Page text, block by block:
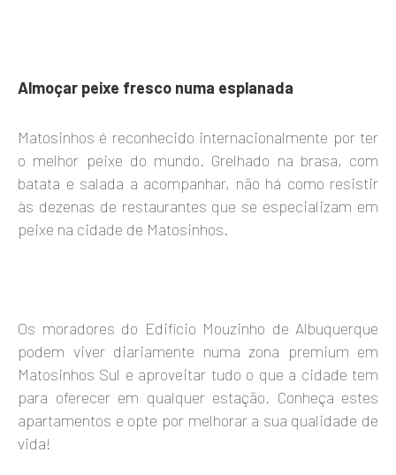
Almoçar peixe fresco numa esplanada
Matosinhos é reconhecido internacionalmente por ter
o melhor peixe do mundo. Grelhado na brasa, com
batata e salada a acompanhar, não há como resistir
às dezenas de restaurantes que se especializam em
peixe na cidade de Matosinhos.
Os moradores do Edifício Mouzinho de Albuquerque
podem viver diariamente numa zona premium em
Matosinhos Sul e aproveitar tudo o que a cidade tem
para oferecer em qualquer estação. Conheça estes
apartamentos e opte por melhorar a sua qualidade de
vida!